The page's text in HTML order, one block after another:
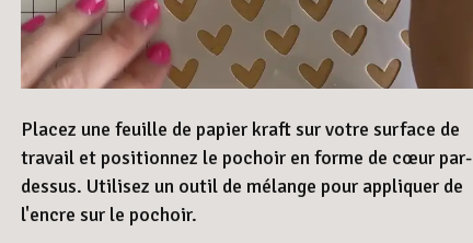
Placez une feuille de papier kraft sur votre surface de
travail et positionnez le pochoir en forme de cœur par-
dessus. Utilisez un outil de mélange pour appliquer de
l'encre sur le pochoir.